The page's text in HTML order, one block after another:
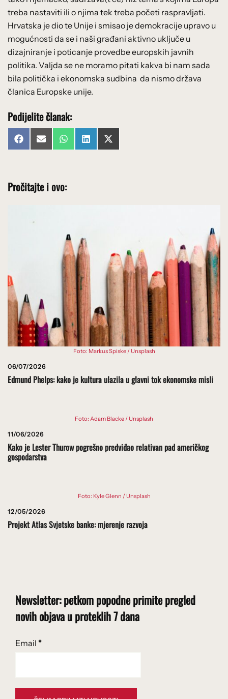
treba nastaviti ili o njima tek treba početi raspravljati.
Hrvatska je dio te Unije i smisao je demokracije upravo u
mogućnosti da se i naši građani aktivno uključe u
dizajniranje i poticanje provedbe europskih javnih
politika. Valjda se ne moramo pitati kakva bi nam sada
bila politička i ekonomska sudbina da nismo država
članica Europske unije.
Podijelite članak:
Share
on
FacebookShare
on
Email Share
on
WhatsAppShare
on
LinkedInShare
on
X
(Twitter)
Pročitajte i ovo:
Foto: Markus Spiske / Unsplash
06/07/2026
Edmund Phelps: kako je kultura ulazila u glavni tok ekonomske misli
Foto: Adam Blacke / Unsplash
11/06/2026
Kako je Lester Thurow pogrešno predviđao relativan pad američkog
gospodarstva
Foto: Kyle Glenn / Unsplash
12/05/2026
Projekt Atlas Svjetske banke: mjerenje razvoja
Newsletter: petkom popodne primite pregled
novih objava u proteklih 7 dana
Email *